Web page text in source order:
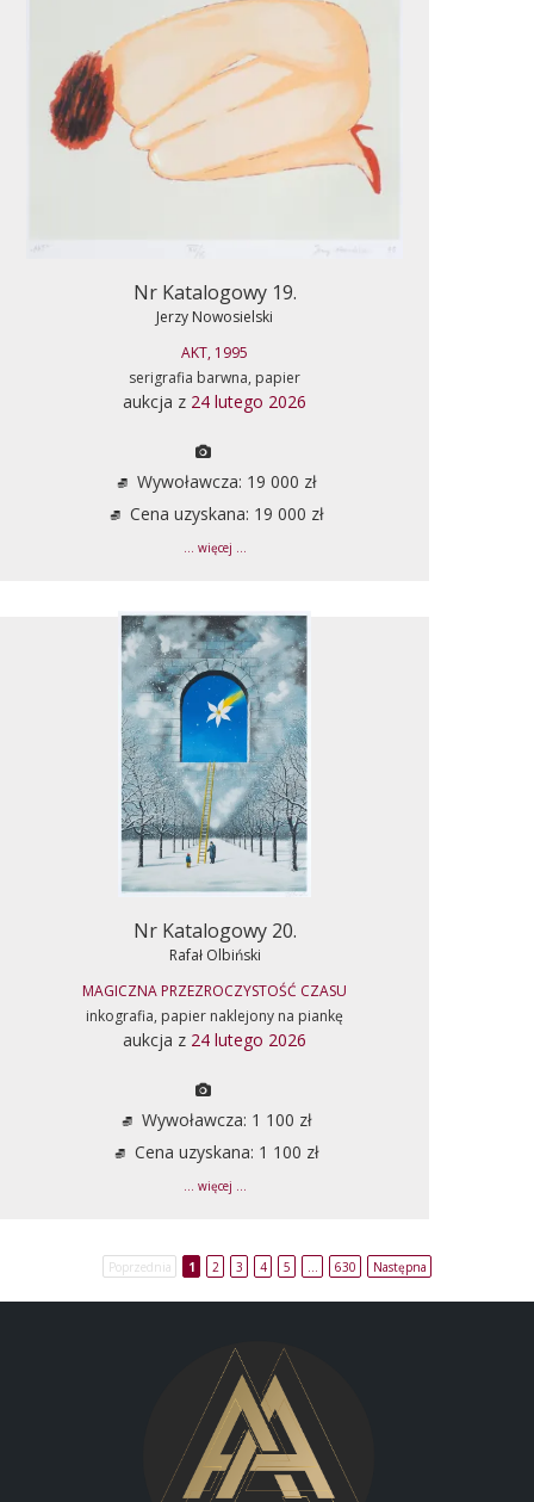
Nr Katalogowy 19.
Jerzy Nowosielski
AKT, 1995
serigrafia barwna, papier
aukcja z 24 lutego 2026
Wywoławcza: 19 000 zł
Cena uzyskana: 19 000 zł
... więcej ...
Nr Katalogowy 20.
Rafał Olbiński
MAGICZNA PRZEZROCZYSTOŚĆ CZASU
inkografia, papier naklejony na piankę
aukcja z 24 lutego 2026
Wywoławcza: 1 100 zł
Cena uzyskana: 1 100 zł
... więcej ...
Poprzednia 1 2 3 4 5 630 Następna